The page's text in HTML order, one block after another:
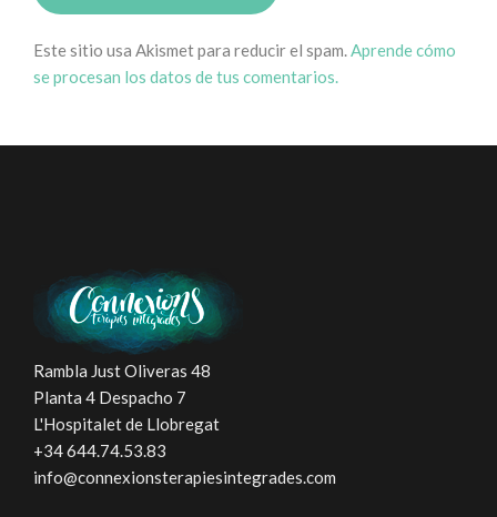
Este sitio usa Akismet para reducir el spam.Aprende cómo
se procesan los datos de tus comentarios.
Rambla Just Oliveras 48
Planta 4 Despacho 7
L'Hospitalet de Llobregat
+34 644.74.53.83
info@connexionsterapiesintegrades.com